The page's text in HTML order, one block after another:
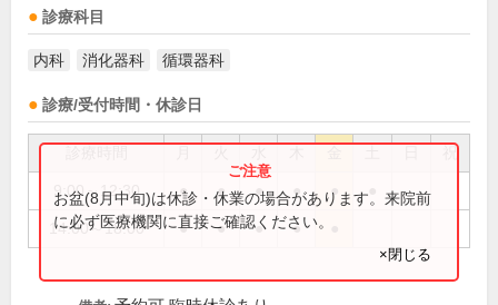
診療科目
内科 消化器科 循環器科
診療/受付時間・休診日
祝
9:00～12:30 ● ● ● ● ●
14:00～18:00 ● ● ● ●
お盆(8月中旬)は休診・休業の場合があります。来院前
に必ず医療機関に直接ご確認ください。
×閉じる